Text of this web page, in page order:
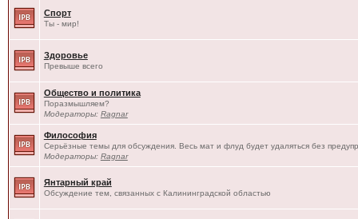
Спорт
Ты - мир!
Здоровье
Превыше всего
Общество и политика
Поразмышляем?
Модераторы: Ragnar
Философия
Серьёзные темы для обсуждения. Весь мат и флуд будет удаляться без
Модераторы: Ragnar
Янтарный край
Обсуждение тем, связанных с Калининградской областью